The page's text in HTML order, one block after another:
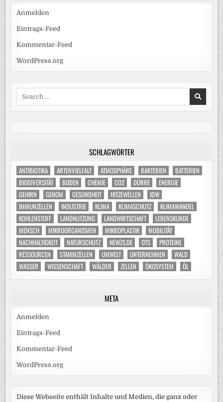
Anmelden
Eintrags-Feed
Kommentar-Feed
WordPress.org
SCHLAGWÖRTER
ANTIBIOTIKA ARTENVIELFALT ATMOSPHÄRE BAKTERIEN
BATTERIEN
BIODIVERSITÄT
BODEN CHEMIE CO2 DÜRRE
ENERGIE
GEHIRN
GENOM GESUNDHEIT HITZEWELLEN
IDW
IMMUNZELLEN
INDUSTRIE KLIMA KLIMASCHUTZ
KLIMAWANDEL
KOHLENSTOFF
LANDNUTZUNG LANDWIRTSCHAFT
LEBENSKUNDE
MENSCH
MIKROORGANISMEN MIKROPLASTIK
MOBILITÄT
NACHHALTIGKEIT
NATURSCHUTZ NEWZS.DE OTS
PROTEINE
RESSOURCEN
STAMMZELLEN UMWELT UNTERNEHMEN
WALD
WASSER
WISSENSCHAFT WÄLDER ZELLEN ÖKOSYSTEM ÖL
META
Anmelden
Eintrags-Feed
Kommentar-Feed
WordPress.org
Diese Webseite enthält Inhalte und Medien, die ganz oder